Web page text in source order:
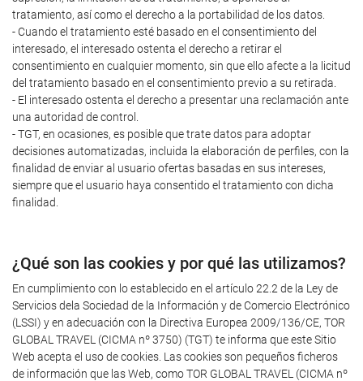
tratamiento, así como el derecho a la portabilidad de los datos.
- Cuando el tratamiento esté basado en el consentimiento del
interesado, el interesado ostenta el derecho a retirar el
consentimiento en cualquier momento, sin que ello afecte a la licitud
del tratamiento basado en el consentimiento previo a su retirada.
- El interesado ostenta el derecho a presentar una reclamación ante
una autoridad de control.
- TGT, en ocasiones, es posible que trate datos para adoptar
decisiones automatizadas, incluida la elaboración de perfiles, con la
finalidad de enviar al usuario ofertas basadas en sus intereses,
siempre que el usuario haya consentido el tratamiento con dicha
finalidad.
¿Qué son las cookies y por qué las utilizamos?
En cumplimiento con lo establecido en el artículo 22.2 de la Ley de
Servicios dela Sociedad de la Información y de Comercio Electrónico
(LSSI) y en adecuación con la Directiva Europea 2009/136/CE, TOR
GLOBAL TRAVEL (CICMA nº 3750) (TGT) te informa que este Sitio
Web acepta el uso de cookies. Las cookies son pequeños ficheros
de información que las Web, como TOR GLOBAL TRAVEL (CICMA nº